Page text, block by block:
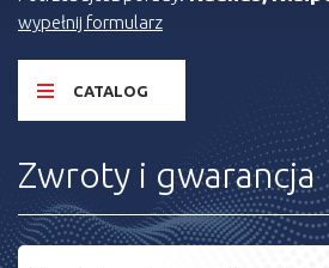
wypełnij formularz
CATALOG
Zwroty i gwarancja